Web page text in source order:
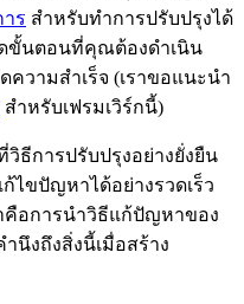
ร สำหรับทำการปรับปรุงได้
ดขั้นตอนที่คุณต้องดำเนิน
วามสำเร็จ (เราขอแนะนำ
สำหรับเฟรมเวิร์กนี้)
ธีการปรับปรุงอย่างยั่งยืน
ไขปัญหาได้อย่างรวดเร็ว
คือการนำวิธีแก้ปัญหาของ
นึงถึงสิ่งนี้เมื่อสร้าง